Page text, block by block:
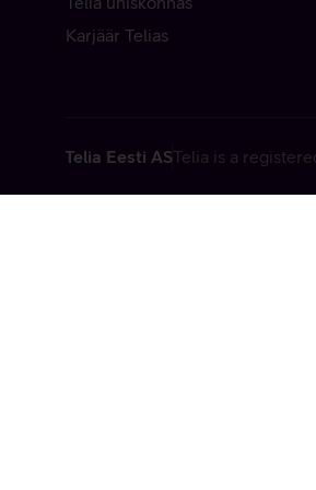
Karjäär Telias
Telia Eesti ASTelia is a